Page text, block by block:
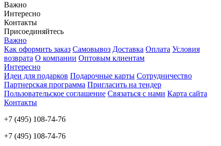
Важно
Интересно
Контакты
Присоединяйтесь
Важно
Как оформить заказ Самовывоз Доставка Оплата Условия
возврата О компании Оптовым клиентам
Интересно
Идеи для подарков Подарочные карты Сотрудничество
Партнерская программа Пригласить на тендер
Пользовательское соглашение Связаться с нами Карта сайта
Контакты
+7 (495) 108-74-76
+7 (495) 108-74-76